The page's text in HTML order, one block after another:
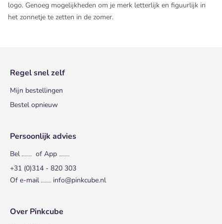
logo. Genoeg mogelijkheden om je merk letterlijk en figuurlijk in
het zonnetje te zetten in de zomer.
Regel snel zelf
Mijn bestellingen
Bestel opnieuw
Persoonlijk advies
Bel
of App
+31 (0)314 - 820 303
Of e-mail
info@pinkcube.nl
Over Pinkcube